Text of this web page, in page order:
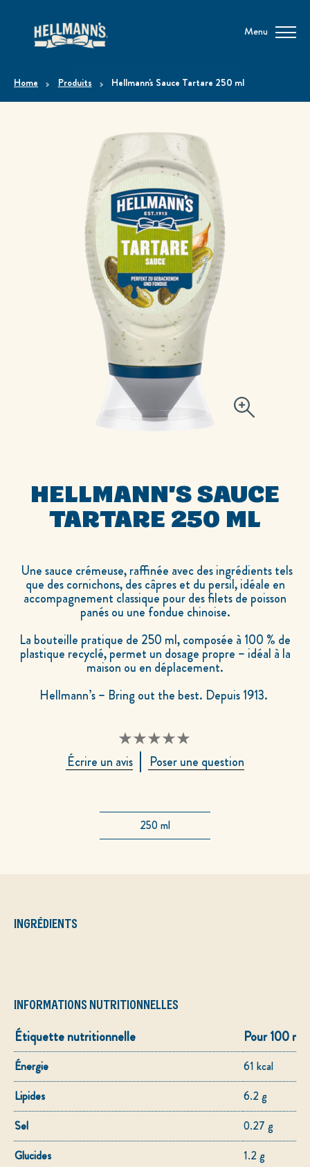
Menu
home Produits Hellmann's Sauce Tartare 250 ml
HELLMANN'S SAUCE
TARTARE 250 ML
Une sauce crémeuse, raffinée avec des ingrédients tels
que des cornichons, des câpres et du persil, idéale en
accompagnement classique pour des filets de poisson
panés ou une fondue chinoise.
La bouteille pratique de 250 ml, composée à 100 % de
plastique recyclé, permet un dosage propre – idéal à la
maison ou en déplacement.
Hellmann’s – Bring out the best. Depuis 1913.
Aucune
évaluation
product
Écrire un avis Poser une question
250 ml
INGRÉDIENTS
INFORMATIONS NUTRITIONNELLES
Étiquette nutritionnelle Pour 100 ml
Énergie
61 kcal
Lipides
6.2 g
Sel
0.27 g
Glucides
1.2 g